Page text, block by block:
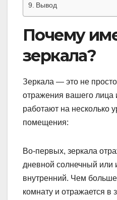
Вывод
Почему
зеркала?
Зеркала — это не
отражения вашего лица
работают на несколько
помещения:
Во-первых, зеркала
дневной солнечный или
внутренний. Чем больше
комнату и отражается в